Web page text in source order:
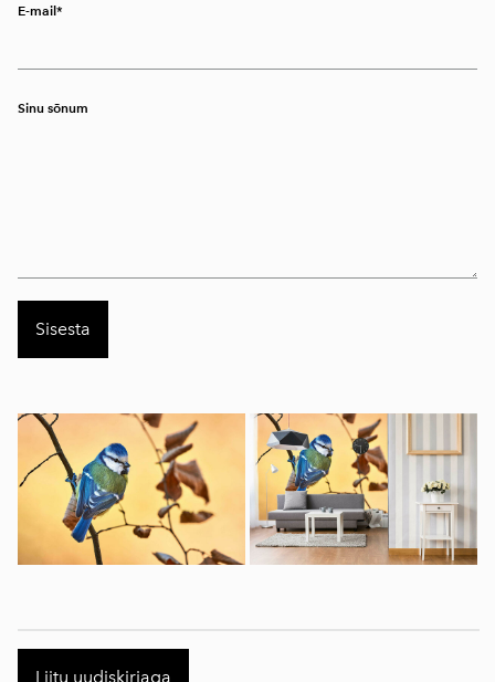
E-mail
Sinu sõnum
Liitu uudiskirjaga